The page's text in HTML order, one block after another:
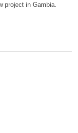
project in Gambia.